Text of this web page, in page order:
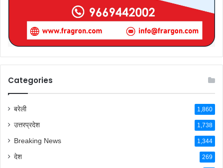
Categories
बरेली 1,860
उत्तरप्रदेश 1,738
Breaking News 1,344
देश 269